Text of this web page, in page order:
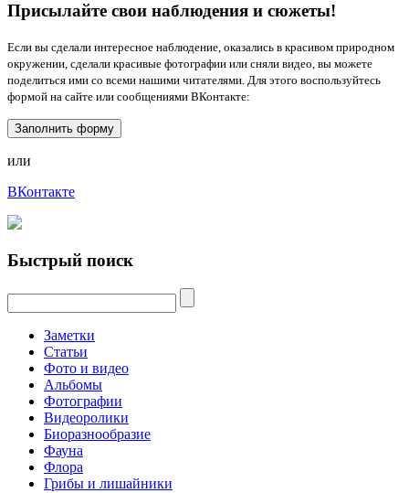
Присылайте свои наблюдения и сюжеты!
Если вы сделали интересное наблюдение, оказались в красивом природном
окружении, сделали красивые фотографии или сняли видео, вы можете
поделиться ими со всеми нашими читателями. Для этого воспользуйтесь
формой на сайте или сообщениями ВКонтакте:
Заполнить форму
или
ВКонтакте
Быстрый поиск
Заметки
Статьи
Фото и видео
Альбомы
Фотографии
Видеоролики
Биоразнообразие
Фауна
Флора
Грибы и лишайники